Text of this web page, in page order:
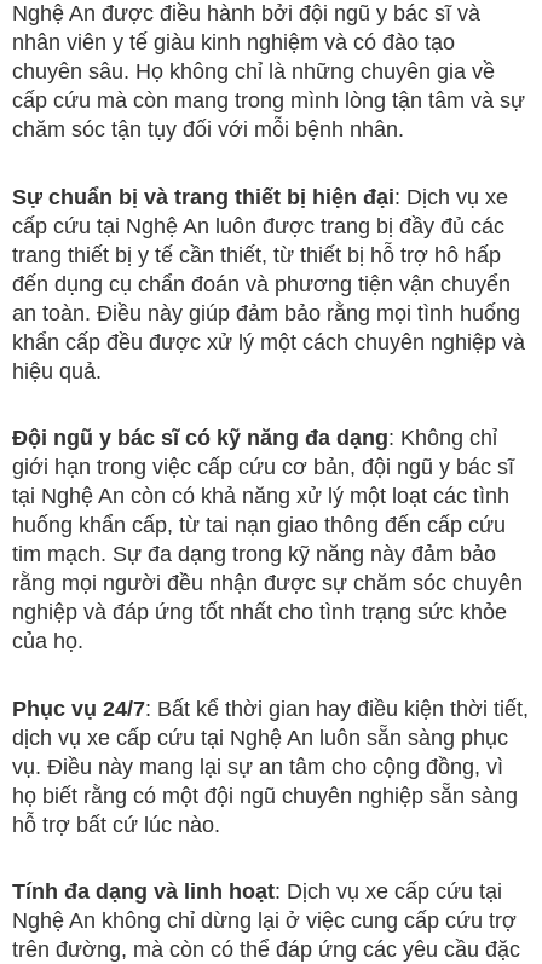
Nghệ An được điều hành bởi đội ngũ y bác sĩ và
nhân viên y tế giàu kinh nghiệm và có đào tạo
chuyên sâu. Họ không chỉ là những chuyên gia về
cấp cứu mà còn mang trong mình lòng tận tâm và sự
chăm sóc tận tụy đối với mỗi bệnh nhân.
Sự chuẩn bị và trang thiết bị hiện đại: Dịch vụ xe
cấp cứu tại Nghệ An luôn được trang bị đầy đủ các
trang thiết bị y tế cần thiết, từ thiết bị hỗ trợ hô hấp
đến dụng cụ chẩn đoán và phương tiện vận chuyển
an toàn. Điều này giúp đảm bảo rằng mọi tình huống
khẩn cấp đều được xử lý một cách chuyên nghiệp và
hiệu quả.
Đội ngũ y bác sĩ có kỹ năng đa dạng: Không chỉ
giới hạn trong việc cấp cứu cơ bản, đội ngũ y bác sĩ
tại Nghệ An còn có khả năng xử lý một loạt các tình
huống khẩn cấp, từ tai nạn giao thông đến cấp cứu
tim mạch. Sự đa dạng trong kỹ năng này đảm bảo
rằng mọi người đều nhận được sự chăm sóc chuyên
nghiệp và đáp ứng tốt nhất cho tình trạng sức khỏe
của họ.
Phục vụ 24/7: Bất kể thời gian hay điều kiện thời tiết,
dịch vụ xe cấp cứu tại Nghệ An luôn sẵn sàng phục
vụ. Điều này mang lại sự an tâm cho cộng đồng, vì
họ biết rằng có một đội ngũ chuyên nghiệp sẵn sàng
hỗ trợ bất cứ lúc nào.
Tính đa dạng và linh hoạt: Dịch vụ xe cấp cứu tại
Nghệ An không chỉ dừng lại ở việc cung cấp cứu trợ
trên đường, mà còn có thể đáp ứng các yêu cầu đặc